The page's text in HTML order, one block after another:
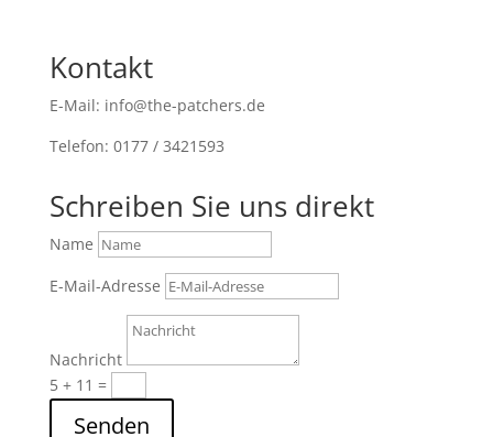
Kontakt
E-Mail: info@the-patchers.de
Telefon: 0177 / 3421593
Schreiben Sie uns direkt
Name
E-Mail-Adresse
Nachricht
5 + 11 =
Senden